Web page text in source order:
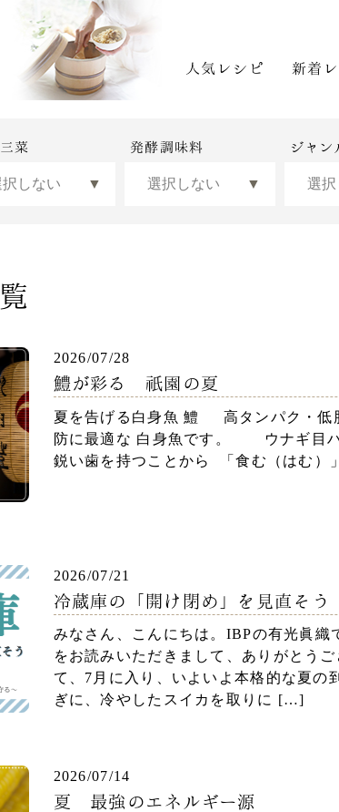
人気レシピ 新着
菜 発酵調味料 ジャン
2026/07/28
鱧が彩る 祇園の夏
夏を告げる白身魚 鱧 高タンパク・低
防に最適な 白身魚です。 ウナギ目ハ
鋭い歯を持つことから 「食む（はむ
2026/07/21
冷蔵庫の「開け閉め」を見直そ
れい」と環境を守る～
みなさん、こんにちは。IBPの有光眞織
をお読みいただきまして、ありがとう
て、7月に入り、いよいよ本格的な夏の
ぎに、冷やしたスイカを取りに […]
2026/07/14
夏 最強のエネルギー源